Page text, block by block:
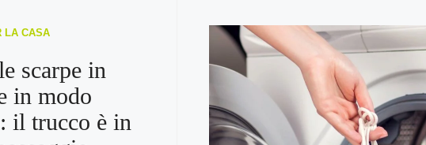
LA CASA
scarpe in
in modo
il trucco è in